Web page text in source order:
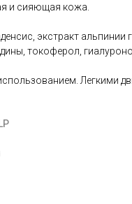
и сияющая кожа.
экстракт
токоферол,
Легкими